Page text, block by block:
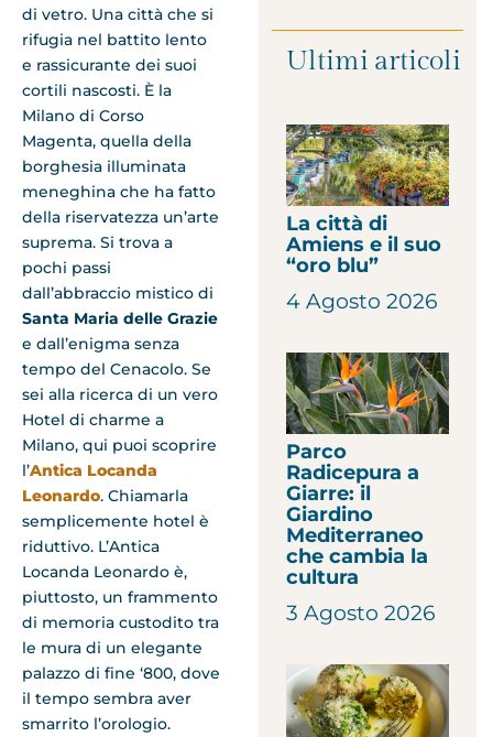
di vetro. Una città che si
rifugia nel battito lento
e rassicurante dei suoi
cortili nascosti. È la
Milano di Corso
Magenta, quella della
borghesia illuminata
meneghina che ha fatto
della riservatezza un’arte
suprema. Si trova a
pochi passi
dall’abbraccio mistico di
Santa Maria delle Grazie
e dall’enigma senza
tempo del Cenacolo. Se
sei alla ricerca di un vero
Hotel di charme a
Milano, qui puoi scoprire
l’Antica Locanda
Leonardo. Chiamarla
semplicemente hotel è
riduttivo. L’Antica
Locanda Leonardo è,
piuttosto, un frammento
di memoria custodito tra
le mura di un elegante
palazzo di fine ‘800, dove
il tempo sembra aver
smarrito l’orologio.
Ultimi articoli
La città di
Amiens e il suo
“oro blu”
4 Agosto 2026
Parco
Radicepura a
Giarre: il
Giardino
Mediterraneo
che cambia la
cultura
3 Agosto 2026